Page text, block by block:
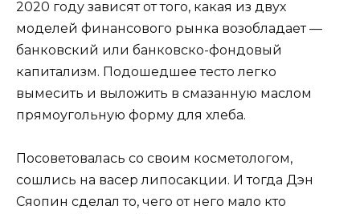
2020 году зависят от того, какая из двух
моделей финансового рынка возобладает —
банковский или банковско-фондовый
капитализм. Подошедшее тесто легко
вымесить и выложить в смазанную маслом
прямоугольную форму для хлеба.
Посоветовалась со своим косметологом,
сошлись на васер липосакции. И тогда Дэн
Сяопин сделал то, чего от него мало кто